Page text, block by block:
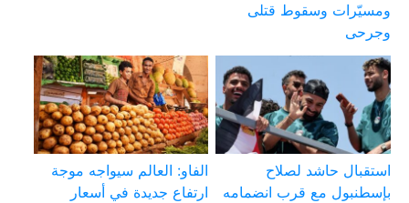
ومسيّرات وسقوط قتلى
وجرحى
استقبال حاشد لصلاح
بإسطنبول مع قرب انضمامه
الفاو: العالم سيواجه موجة
ارتفاع جديدة في أسعار